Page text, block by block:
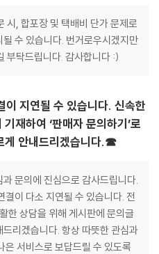
시, 합포장 및 택배비 단가 문제로
수 있습니다. 번거로우시겠지만
부탁드립니다. 감사합니다 :)
지연될 수 있습니다. 신속한
재하여 ‘판매자 문의하기’로
게 안내드리겠습니다.☎
문의에 진심으로 감사드립니다.
이 다소 지연될 수 있습니다. 전
한 상담을 위해 게시판에 문의글
리겠습니다. 항상 따뜻한 관심과
은 서비스로 보답드릴 수 있도록